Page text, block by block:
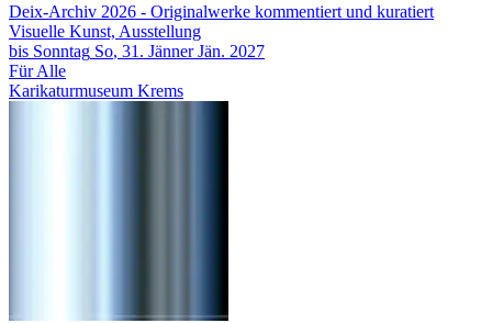
Deix-Archiv 2026 - Originalwerke kommentiert und kuratiert
Visuelle Kunst, Ausstellung
bis Sonntag So, 31. Jänner Jän. 2027
Für Alle
Karikaturmuseum Krems